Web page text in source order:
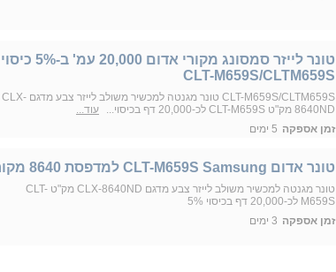
טונר לייזר סמסונג מקורי אדום 20,000 עמ' ב-5% כיסוי
CLT-M659S/CLTM659S
CLT-M659S/CLTM659S טונר מגנטה למכשיר משולב לייזר צבע מדגם CLX-
8640ND מק"ט CLT-M659S לכ-20,000 דף בכיסוי...
עוד...
זמן אספקה 5 ימים
טונר אדום CLT-M659S Samsung למדפסת 8640 מקורי
טונר מגנטה למכשיר משולב לייזר צבע מדגם CLX-8640ND מק"ט CLT-
M659S לכ-20,000 דף בכיסוי 5%
זמן אספקה 3 ימים